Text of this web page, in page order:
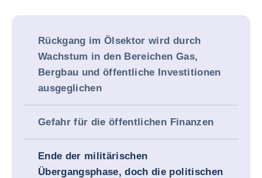
Rückgang im Ölsektor wird durch
Wachstum in den Bereichen Gas,
Bergbau und öffentliche Investitionen
ausgeglichen
Gefahr für die öffentlichen Finanzen
Ende der militärischen
Übergangsphase, doch die politischen